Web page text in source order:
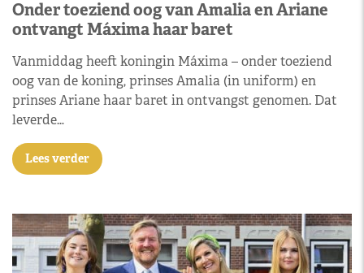
Onder toeziend oog van Amalia en Ariane
ontvangt Máxima haar baret
Vanmiddag heeft koningin Máxima – onder toeziend
oog van de koning, prinses Amalia (in uniform) en
prinses Ariane haar baret in ontvangst genomen. Dat
leverde…
Lees verder